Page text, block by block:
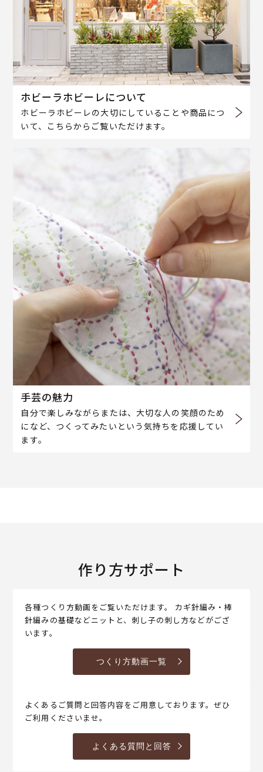
ホビーラホビーレについて
ホビーラホビーレの大切にしていることや商品につ
いて、こちらからご覧いただけます。
手芸の魅力
自分で楽しみながらまたは、大切な人の笑顔のため
になど、つくってみたいという気持ちを応援してい
ます。
作り方サポート
各種つくり方動画をご覧いただけます。 カギ針編み・棒
針編みの基礎などニットと、刺し子の刺し方などがござ
います。
つくり方動画一覧
よくあるご質問と回答内容をご用意しております。ぜひ
ご利用くださいませ。
よくある質問と回答